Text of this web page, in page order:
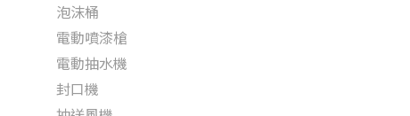
泡沫桶
電動噴漆槍
電動抽水機
封口機